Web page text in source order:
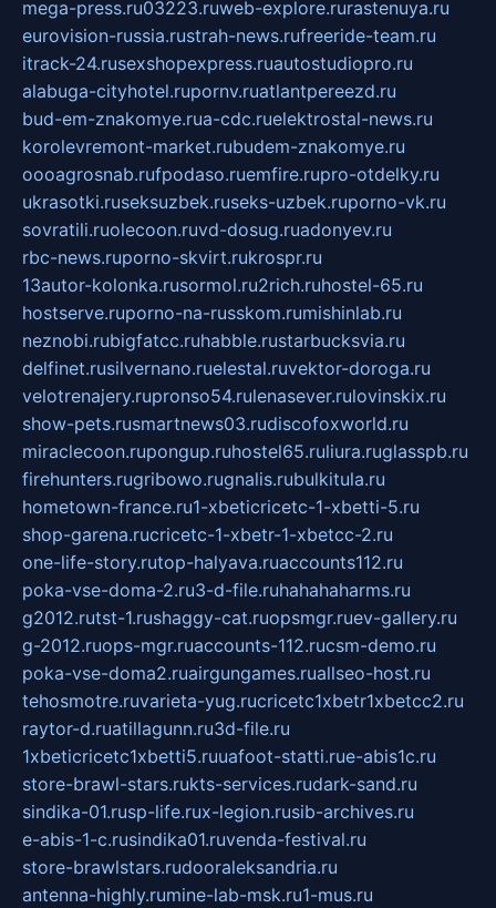
mega-press.ru03223.ruweb-explore.rurastenuya.ru
eurovision-russia.rustrah-news.rufreeride-team.ru
itrack-24.rusexshopexpress.ruautostudiopro.ru
alabuga-cityhotel.rupornv.ruatlantpereezd.ru
bud-em-znakomye.rua-cdc.ruelektrostal-news.ru
korolevremont-market.rubudem-znakomye.ru
oooagrosnab.rufpodaso.ruemfire.rupro-otdelky.ru
ukrasotki.ruseksuzbek.ruseks-uzbek.ruporno-vk.ru
sovratili.ruolecoon.ruvd-dosug.ruadonyev.ru
rbc-news.ruporno-skvirt.rukrospr.ru
13autor-kolonka.rusormol.ru2rich.ruhostel-65.ru
hostserve.ruporno-na-russkom.rumishinlab.ru
neznobi.rubigfatcc.ruhabble.rustarbucksvia.ru
delfinet.rusilvernano.ruelestal.ruvektor-doroga.ru
velotrenajery.rupronso54.rulenasever.rulovinskix.ru
show-pets.rusmartnews03.rudiscofoxworld.ru
miraclecoon.rupongup.ruhostel65.ruliura.ruglasspb.ru
firehunters.rugribowo.rugnalis.rubulkitula.ru
hometown-france.ru1-xbeticricetc-1-xbetti-5.ru
shop-garena.rucricetc-1-xbetr-1-xbetcc-2.ru
one-life-story.rutop-halyava.ruaccounts112.ru
poka-vse-doma-2.ru3-d-file.ruhahahaharms.ru
g2012.rutst-1.rushaggy-cat.ruopsmgr.ruev-gallery.ru
g-2012.ruops-mgr.ruaccounts-112.rucsm-demo.ru
poka-vse-doma2.ruairgungames.ruallseo-host.ru
tehosmotre.ruvarieta-yug.rucricetc1xbetr1xbetcc2.ru
raytor-d.ruatillagunn.ru3d-file.ru
1xbeticricetc1xbetti5.ruuafoot-statti.rue-abis1c.ru
store-brawl-stars.rukts-services.rudark-sand.ru
sindika-01.rusp-life.rux-legion.rusib-archives.ru
e-abis-1-c.rusindika01.ruvenda-festival.ru
store-brawlstars.rudooraleksandria.ru
antenna-highly.rumine-lab-msk.ru1-mus.ru